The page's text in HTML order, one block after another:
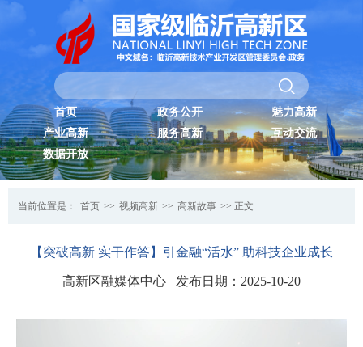
首页 政务公开
魅力高新
产业高新
服务高新
互动交流
数据开放
当前位置是： 首页 >> 视频高新 >> 高新故事 >> 正文
【突破高新 实干作答】引金融“活水” 助科技企业成长
高新区融媒体中心 发布日期：2025-10-20